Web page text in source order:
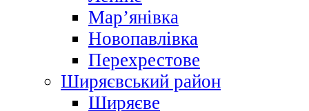
Мар’янівка
Новопавлівка
Перехрестове
Ширяєвський район
Ширяєве